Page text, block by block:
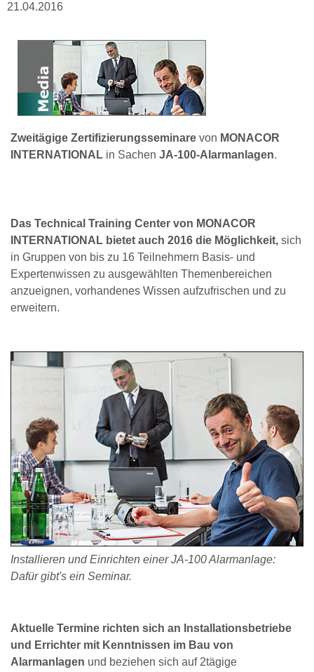
21.04.2016
Zweitägige Zertifizierungsseminare von MONACOR
INTERNATIONAL in Sachen JA-100-Alarmanlagen.
Das Technical Training Center von MONACOR
INTERNATIONAL bietet auch 2016 die Möglichkeit, sich
in Gruppen von bis zu 16 Teilnehmern Basis- und
Expertenwissen zu ausgewählten Themenbereichen
anzueignen, vorhandenes Wissen aufzufrischen und zu
erweitern.
Installieren und Einrichten einer JA-100 Alarmanlage:
Dafür gibt's ein Seminar.
Aktuelle Termine richten sich an Installationsbetriebe
und Errichter mit Kenntnissen im Bau von
Alarmanlagen und beziehen sich auf 2tägige